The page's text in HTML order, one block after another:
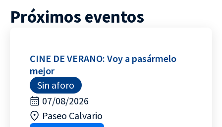
Próximos eventos
CINE DE VERANO: Voy a pasármelo
mejor
Sin aforo
07/08/2026
Paseo Calvario